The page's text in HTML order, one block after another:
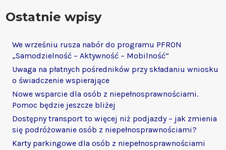
Ostatnie wpisy
We wrześniu rusza nabór do programu PFRON
„Samodzielność – Aktywność – Mobilność”
Uwaga na płatnych pośredników przy składaniu wniosku
o świadczenie wspierające
Nowe wsparcie dla osób z niepełnosprawnościami.
Pomoc będzie jeszcze bliżej
Dostępny transport to więcej niż podjazdy – jak zmienia
się podróżowanie osób z niepełnosprawnościami?
Karty parkingowe dla osób z niepełnosprawnościami